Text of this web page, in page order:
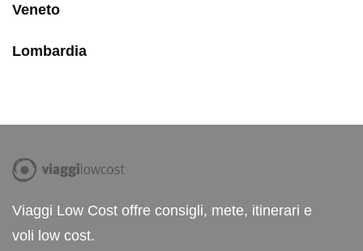
Veneto
Lombardia
Viaggi Low Cost offre consigli, mete, itinerari e
voli low cost.